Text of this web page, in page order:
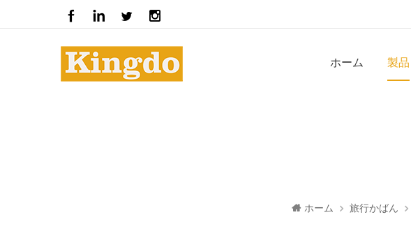
ホーム 製品
ホーム 旅行かばん